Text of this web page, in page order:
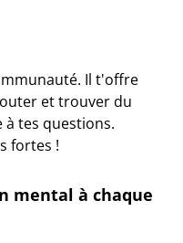
Il t'offre
et trouver du
tes questions.
fortes !
mental à chaque